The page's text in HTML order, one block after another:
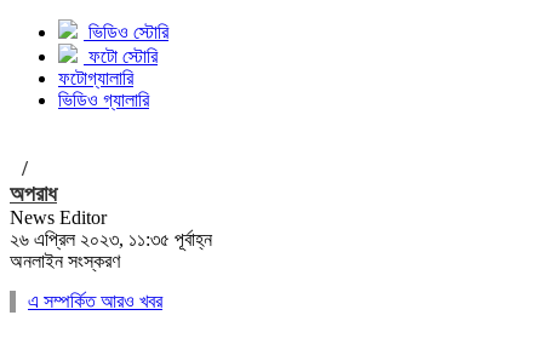
ভিডিও স্টোরি
ফটো স্টোরি
ফটোগ্যালারি
ভিডিও গ্যালারি
/
অপরাধ
News Editor
২৬ এপ্রিল ২০২৩, ১১:৩৫ পূর্বাহ্ন
অনলাইন সংস্করণ
এ সম্পর্কিত আরও খবর